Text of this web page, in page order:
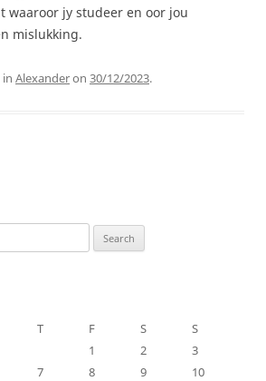
waaroor jy studeer en oor jou
mislukking.
Alexanderon 30/12/2023.
T F S
S
1
2
3
7 8 9
10